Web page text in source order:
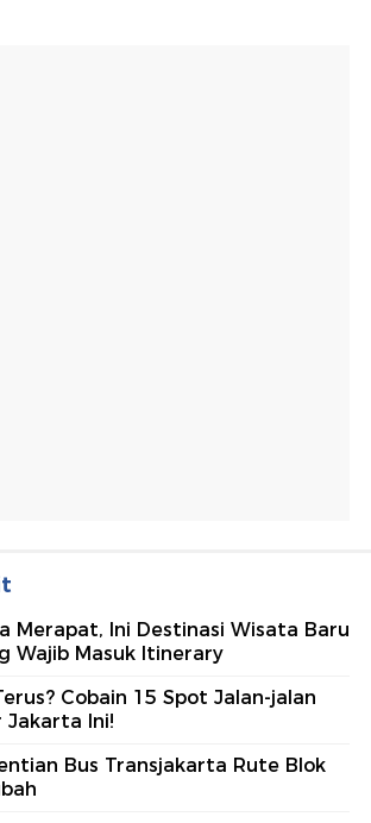
Merapat, Ini Destinasi Wisata Baru
Wajib Masuk Itinerary
Cobain 15 Spot Jalan-jalan
Jakarta Ini!
Bus Transjakarta Rute Blok